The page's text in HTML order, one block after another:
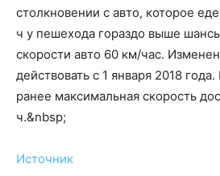
столкновении с авто, которое
ч у пешехода гораздо выше
скорости авто 60 км/час.
действовать с 1 января 2018
ранее максимальная скорость
ч.&nbsp;
Источник